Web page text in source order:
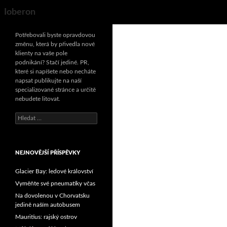
Ioberon
Potřebovali byste opravdovou
změnu, která by přivedla nové
klienty na vaše pole
podnikání? Stačí jediné. PR,
které si napíšete nebo necháte
napsat publikujte na naší
specializované stránce a určitě
nebudete litovat.
Vyhledávání
NEJNOVĚJŠÍ PŘÍSPĚVKY
Glacier Bay: ledové království
Vyměňte své pneumatiky včas
Na dovolenou v Chorvatsku
jedině naším autobusem
Mauritius: rajský ostrov